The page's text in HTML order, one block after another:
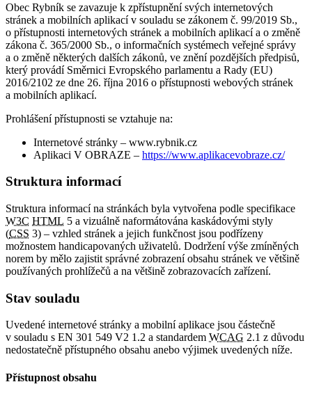
Obec Rybník se zavazuje k zpřístupnění svých internetových
stránek a mobilních aplikací v souladu se zákonem č. 99/2019 Sb.,
o přístupnosti internetových stránek a mobilních aplikací a o změně
zákona č. 365/2000 Sb., o informačních systémech veřejné správy
a o změně některých dalších zákonů, ve znění pozdějších předpisů,
který provádí Směrnici Evropského parlamentu a Rady (EU)
2016/2102 ze dne 26. října 2016 o přístupnosti webových stránek
a mobilních aplikací.
Prohlášení přístupnosti se vztahuje na:
Internetové stránky – www.rybnik.cz
Aplikaci V OBRAZE – https://www.aplikacevobraze.cz/
Struktura informací
Struktura informací na stránkách byla vytvořena podle specifikace
W3C HTML 5 a vizuálně naformátována kaskádovými styly
(CSS 3) – vzhled stránek a jejich funkčnost jsou podřízeny
možnostem handicapovaných uživatelů. Dodržení výše zmíněných
norem by mělo zajistit správné zobrazení obsahu stránek ve většině
používaných prohlížečů a na většině zobrazovacích zařízení.
Stav souladu
Uvedené internetové stránky a mobilní aplikace jsou částečně
v souladu s EN 301 549 V2 1.2 a standardem WCAG 2.1 z důvodu
nedostatečně přístupného obsahu anebo výjimek uvedených níže.
Přístupnost obsahu